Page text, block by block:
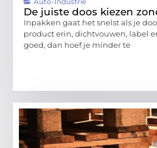
De juiste doos kiezen
Inpakken gaat het snelst als je
product erin, dichtvouwen, label
goed, dan hoef je minder te